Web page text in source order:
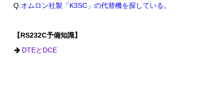
Q.オムロン社製「K3SC」の代替機を探している。
【RS232C予備知識】
DTEとDCE